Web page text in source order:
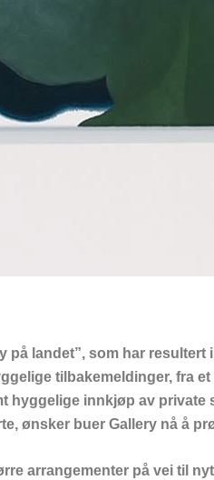
på landet”, som har
tilbakemeldinger, fra
hyggelige innkjøp av
ønsker buer Gallery nå å
arrangementer på vei til